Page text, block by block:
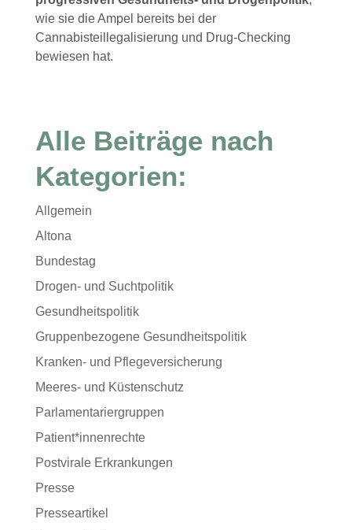
wie sie die Ampel bereits bei der
Cannabisteillegalisierung und Drug-Checking
bewiesen hat.
Alle Beiträge nach
Kategorien:
Allgemein
Altona
Bundestag
Drogen- und Suchtpolitik
Gesundheitspolitik
Gruppenbezogene Gesundheitspolitik
Kranken- und Pflegeversicherung
Meeres- und Küstenschutz
Parlamentariergruppen
Patient*innenrechte
Postvirale Erkrankungen
Presse
Presseartikel